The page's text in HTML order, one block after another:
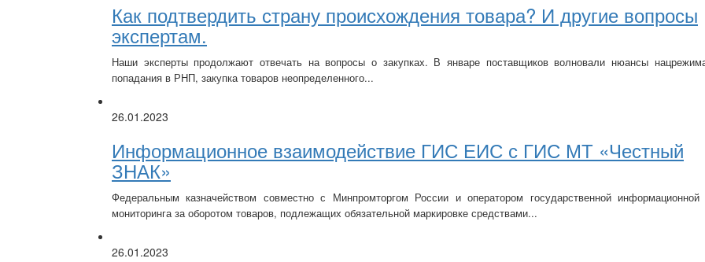
Как подтвердить страну происхождения товара? И другие вопросы
экспертам.
Наши эксперты продолжают отвечать на вопросы о закупках. В январе поставщиков волновали нюансы
попадания в РНП, закупка товаров неопределенного...
26.01.2023
Информационное взаимодействие ГИС ЕИС с ГИС МТ «Честный
ЗНАК»
Федеральным казначейством совместно с Минпромторгом России и оператором государственной
мониторинга за оборотом товаров, подлежащих обязательной маркировке средствами...
26.01.2023